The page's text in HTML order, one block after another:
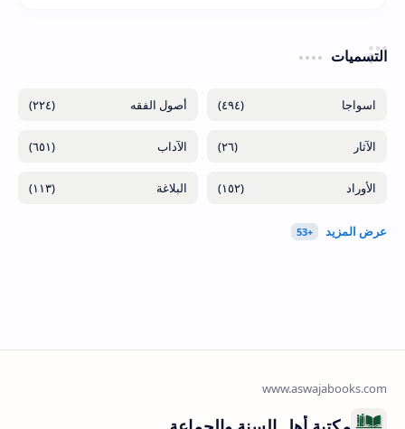
التسميات
(٤٩٤) (٢٢٤)
(٢٦) (٦٥١)
(١٥٢) (١١٣)